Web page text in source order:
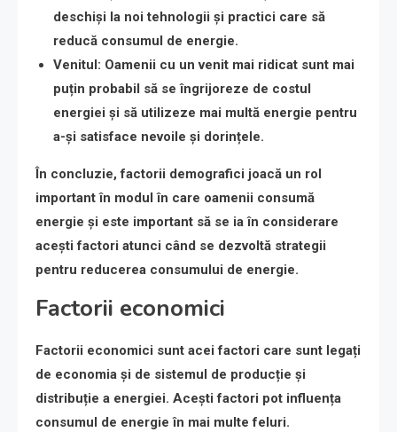
deschiși la noi tehnologii și practici care să
reducă consumul de energie.
Venitul : Oamenii cu un venit mai ridicat sunt mai
puțin probabil să se îngrijoreze de costul
energiei și să utilizeze mai multă energie pentru
a-și satisface nevoile și dorințele.
În concluzie, factorii demografici joacă un rol
important în modul în care oamenii consumă
energie și este important să se ia în considerare
acești factori atunci când se dezvoltă strategii
pentru reducerea consumului de energie.
Factorii economici
Factorii economici sunt acei factori care sunt legați
de economia și de sistemul de producție și
distribuție a energiei. Acești factori pot influența
consumul de energie în mai multe feluri.